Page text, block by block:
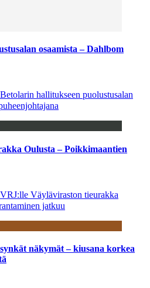
osaamista – Dahlbom
hallitukseen puolustusalan
Oulusta – Poikkimaantien
Väyläviraston tieurakka
jatkuu
näkymät – kiusana korkea